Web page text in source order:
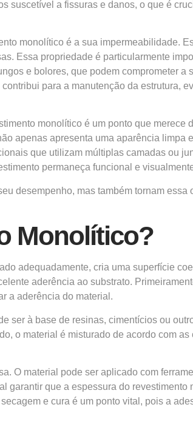
suscetível a fissuras e danos, o que é
monolítico é a sua impermeabilidade.
Essa propriedade é particularmente
e bolores, que podem comprometer
para a manutenção da estrutura,
monolítico é um ponto que merece
apenas apresenta uma aparência limpa
que utilizam múltiplas camadas ou
permaneça funcional e
desempenho, mas também tornam
Monolítico?
adequadamente, cria uma superfície
aderência ao substrato.
a aderência do material.
ser à base de resinas, cimentícios ou
o material é misturado de acordo com
O material pode ser aplicado com
que a espessura do
e cura é um ponto vital, pois a